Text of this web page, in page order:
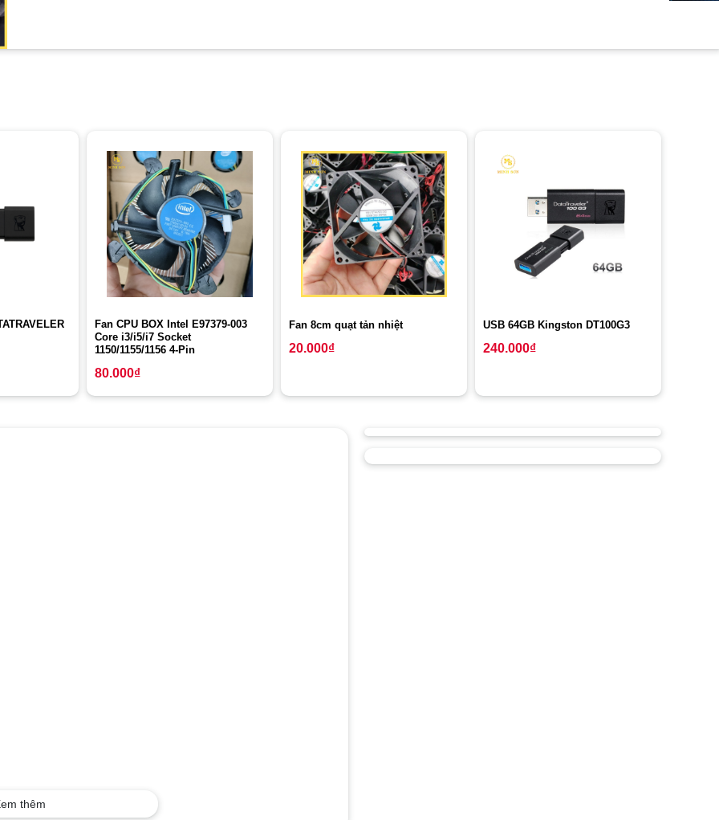
Fan CPU BOX Intel E97379-003
Core i3/i5/i7 Socket
1150/1155/1156 4-Pin
80.000₫
Fan 8cm quạt tản nhiệt
20.000₫
USB 64GB Kingston DT100G3
240.000₫
thêm